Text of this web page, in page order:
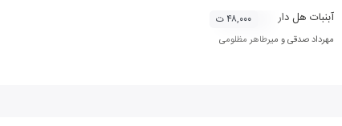
آبنبات هل دار
مهرداد صدقیو میرطاهر مظلومی
۴۸,۰۰۰ ت